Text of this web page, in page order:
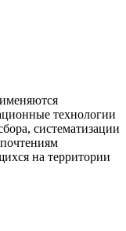
технологии
систематизации
на территории